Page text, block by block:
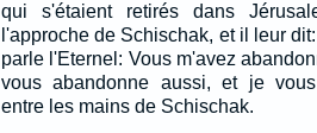
qui s'étaient retirés dans
l'approche de Schischak, et il leur
parle l'Eternel: Vous m'avez
vous abandonne aussi, et je
entre les mains de Schischak.